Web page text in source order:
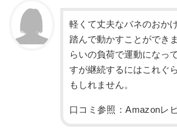
軽くて丈夫なバネのおか
踏んで動かすことができ
らいの負荷で運動になっ
すが継続するにはこれぐ
もしれません。
口コミ参照：Amazonレ